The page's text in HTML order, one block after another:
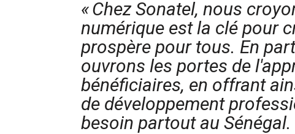
« Chez Sonatel, nous
numérique est la clé pour
prospère pour tous. En
ouvrons les portes de
bénéficiaires, en offrant
de développement
besoin partout au